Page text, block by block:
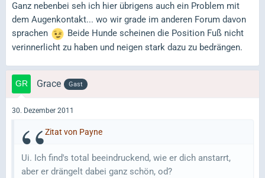
Ganz nebenbei seh ich hier übrigens auch ein Problem mit
dem Augenkontakt... wo wir grade im anderen Forum davon
sprachen
Beide Hunde scheinen die Position Fuß nicht
verinnerlicht zu haben und neigen stark dazu zu bedrängen.
Grace Gast
30. Dezember 2011
Zitat von Payne
Ui. Ich find's total beeindruckend, wie er dich anstarrt,
aber er drängelt dabei ganz schön, od?